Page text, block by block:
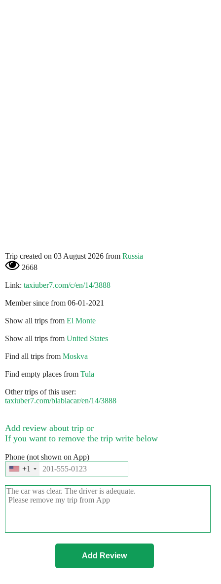
Trip created on 03 August 2026 from Russia
2668
Link: taxiuber7.com/c/en/14/3888
Member since from 06-01-2021
Show all trips from El Monte
Show all trips from United States
Find all trips from Moskva
Find empty places from Tula
Other trips of this user:
taxiuber7.com/blablacar/en/14/3888
Add review about trip or
If you want to remove the trip write below
Phone (not shown on App)
+1